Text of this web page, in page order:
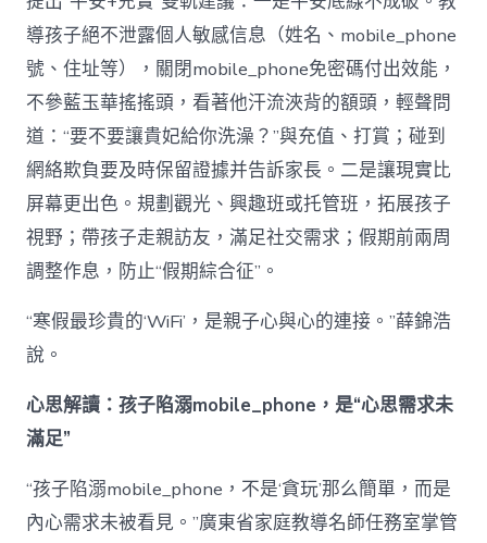
導孩子絕不泄露個人敏感信息（姓名、mobile_phone
號、住址等），關閉mobile_phone免密碼付出效能，
不參藍玉華搖搖頭，看著他汗流浹背的額頭，輕聲問
道：“要不要讓貴妃給你洗澡？”與充值、打賞；碰到
網絡欺負要及時保留證據并告訴家長。二是讓現實比
屏幕更出色。規劃觀光、興趣班或托管班，拓展孩子
視野；帶孩子走親訪友，滿足社交需求；假期前兩周
調整作息，防止“假期綜合征”。
“寒假最珍貴的‘WiFi’，是親子心與心的連接。”薛錦浩
說。
心思解讀：孩子陷溺mobile_phone，是“心思需求未
滿足”
“孩子陷溺mobile_phone，不是‘貪玩’那么簡單，而是
內心需求未被看見。”廣東省家庭教導名師任務室掌管